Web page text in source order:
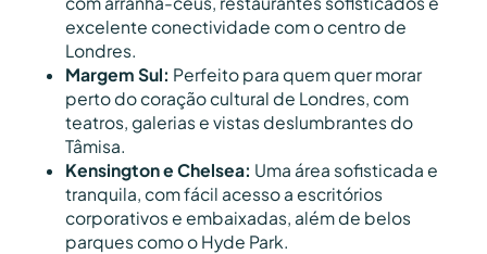
excelente conectividade com o centro de
Londres.
Margem Sul: Perfeito para quem quer morar
perto do coração cultural de Londres, com
teatros, galerias e vistas deslumbrantes do
Tâmisa.
Kensington e Chelsea: Uma área sofisticada e
tranquila, com fácil acesso a escritórios
corporativos e embaixadas, além de belos
parques como o Hyde Park.